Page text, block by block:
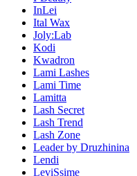
InLei
Ital Wax
Joly:Lab
Kodi
Kwadron
Lami Lashes
Lami Time
Lamitta
Lash Secret
Lash Trend
Lash Zone
Leader by Druzhinina
Lendi
LeviSsime